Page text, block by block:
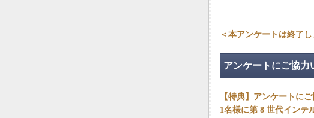
＜本アンケートは終了し
アンケートにご協力
【特典】アンケートに
1名様に第 8 世代インテ